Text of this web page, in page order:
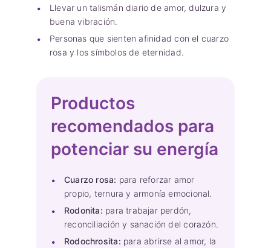
Llevar un talismán diario de amor, dulzura y
buena vibración.
Personas que sienten afinidad con el cuarzo
rosa y los símbolos de eternidad.
Productos
recomendados para
potenciar su energía
Cuarzo rosa: para reforzar amor
propio, ternura y armonía emocional.
Rodonita: para trabajar perdón,
reconciliación y sanación del corazón.
Rodochrosita: para abrirse al amor, la